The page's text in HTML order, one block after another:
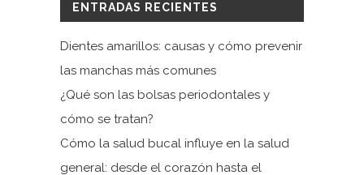
ENTRADAS RECIENTES
Dientes amarillos: causas y cómo prevenir
las manchas más comunes
¿Qué son las bolsas periodontales y
cómo se tratan?
Cómo la salud bucal influye en la salud
general: desde el corazón hasta el